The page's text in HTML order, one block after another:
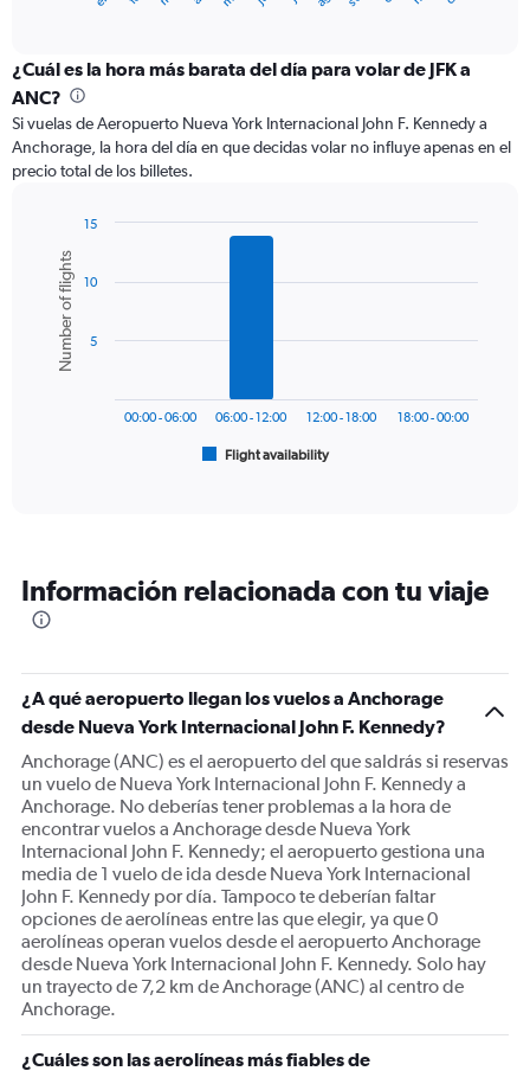
categories.
Range:
12
categories.
The
chart
axis
displaying
values.
Range:
¿Cuál es la hora más barata del día para volar de JFK a
ANC?
Si vuelas de Aeropuerto Nueva York Internacional John F. Kennedy a
Anchorage, la hora del día en que decidas volar no influye apenas en el
precio total de los billetes.
chart
with
bars.
The
categories.
The
Y
axis
displaying
Number
of
flights.
Range:
0
to
15.
Chart
graphic.
Number of flights
Flight availability
00:00 - 06:00 06:00 - 12:00 12:00 - 18:00 18:00 - 00:00
5
10
15
Información relacionada con tu viaje
¿A qué aeropuerto llegan los vuelos a Anchorage
desde Nueva York Internacional John F. Kennedy?
Anchorage (ANC) es el aeropuerto del que saldrás si reservas
un vuelo de Nueva York Internacional John F. Kennedy a
Anchorage. No deberías tener problemas a la hora de
encontrar vuelos a Anchorage desde Nueva York
Internacional John F. Kennedy; el aeropuerto gestiona una
media de 1 vuelo de ida desde Nueva York Internacional
John F. Kennedy por día. Tampoco te deberían faltar
opciones de aerolíneas entre las que elegir, ya que 0
aerolíneas operan vuelos desde el aeropuerto Anchorage
desde Nueva York Internacional John F. Kennedy. Solo hay
un trayecto de 7,2 km de Anchorage (ANC) al centro de
Anchorage.
¿Cuáles son las aerolíneas más fiables de